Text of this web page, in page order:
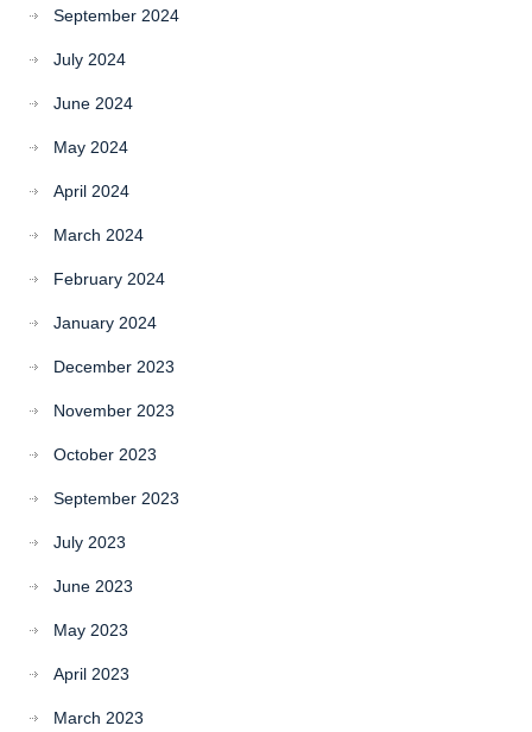
September 2024
July 2024
June 2024
May 2024
April 2024
March 2024
February 2024
January 2024
December 2023
November 2023
October 2023
September 2023
July 2023
June 2023
May 2023
April 2023
March 2023